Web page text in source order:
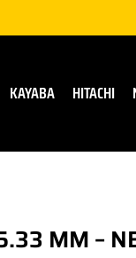
KAYABA HITACHI
MM –